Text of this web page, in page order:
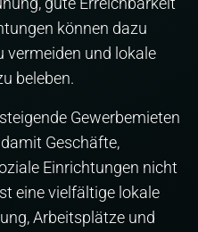
können dazu
vermeiden und lokale
beleben.
Gewerbemieten
Geschäfte,
Einrichtungen nicht
eine vielfältige lokale
Arbeitsplätze und